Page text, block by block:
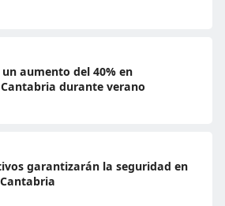
aumento del 40% en
durante verano
garantizarán la seguridad en